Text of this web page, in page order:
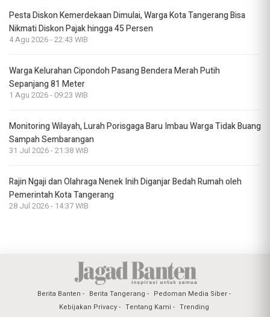
Pesta Diskon Kemerdekaan Dimulai, Warga Kota Tangerang Bisa
Nikmati Diskon Pajak hingga 45 Persen
4 Agu 2026 - 22:43 WIB
Warga Kelurahan Cipondoh Pasang Bendera Merah Putih
Sepanjang 81 Meter
1 Agu 2026 - 09:23 WIB
Monitoring Wilayah, Lurah Porisgaga Baru Imbau Warga Tidak Buang
Sampah Sembarangan
31 Jul 2026 - 21:38 WIB
Rajin Ngaji dan Olahraga Nenek Inih Diganjar Bedah Rumah oleh
Pemerintah Kota Tangerang
28 Jul 2026 - 14:37 WIB
Berita Banten Berita Tangerang
Pedoman Media Siber
Kebijakan Privacy
Tentang Kami Trending